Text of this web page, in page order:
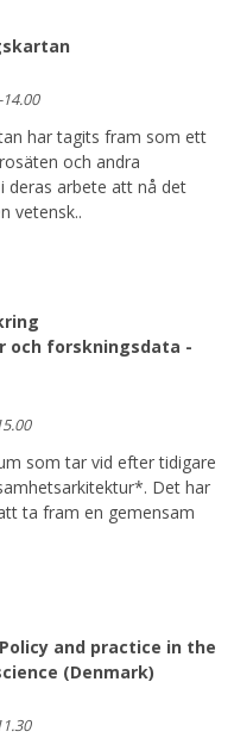
har tagits fram som ett
och andra
deras arbete att nå det
vetensk..
forskningsdata -
som tar vid efter tidigare
Det har
ta fram en gemensam
and practice in the
(Denmark)